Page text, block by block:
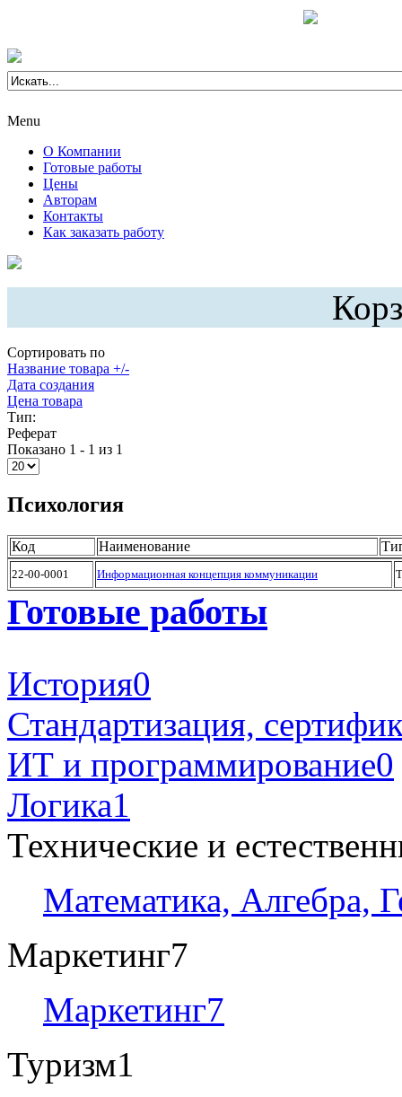
Menu
О Компании
Готовые работы
Цены
Авторам
Контакты
Как заказать работу
Сортировать по
Название товара +/-
Дата создания
Цена товара
Тип:
Реферат
Показано 1 - 1 из 1
Психология
Код Наименование
22-00-0001 Информационная концепция коммуникации
Готовые работы
История0
Стандартизация,
ИТ и программирование0
Логика1
Технические и
Математика, Алгебра,
Маркетинг7
Маркетинг7
Туризм1